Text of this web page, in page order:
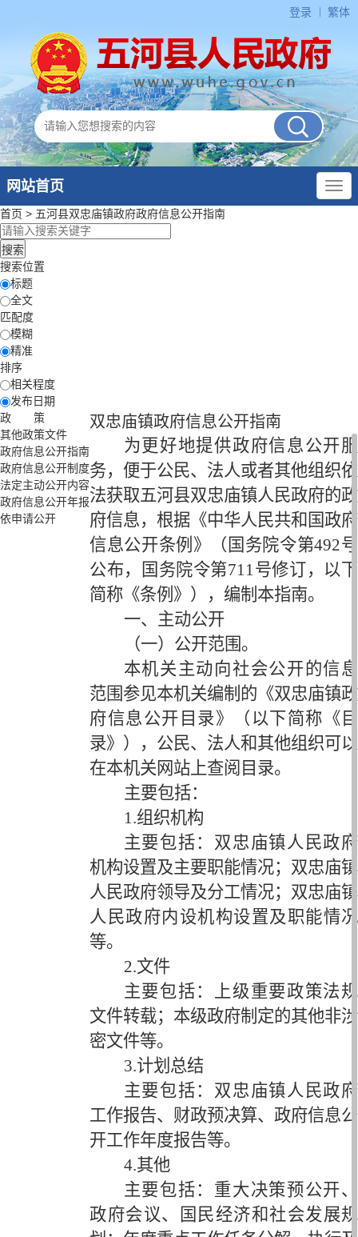
登录 繁体
网站首页
首页 > 五河县双忠庙镇政府政府信息公开指南
搜索位置
标题
全文
匹配度
模糊
精准
排序
相关程度
发布日期
政 策
其他政策文件
政府信息公开指南
政府信息公开制度
法定主动公开内容
政府信息公开年报
依申请公开
双忠庙镇政府信息公开指南
为更好地提供政府信息公开服
务，便于公民、法人或者其他组织依
法获取五河县双忠庙镇人民政府的政
府信息，根据《中华人民共和国政府
信息公开条例》（国务院令第492号
公布，国务院令第711号修订，以下
简称《条例》），编制本指南。
一、主动公开
（一）公开范围。
本机关主动向社会公开的信息
范围参见本机关编制的《双忠庙镇政
府信息公开目录》（以下简称《目
录》），公民、法人和其他组织可以
在本机关网站上查阅目录。
主要包括：
1.组织机构
主要包括：双忠庙镇人民政府
机构设置及主要职能情况；双忠庙镇
人民政府领导及分工情况；双忠庙镇
人民政府内设机构设置及职能情况
等。
2.文件
主要包括：上级重要政策法规
文件转载；本级政府制定的其他非涉
密文件等。
3.计划总结
主要包括：双忠庙镇人民政府
工作报告、财政预决算、政府信息公
开工作年度报告等。
4.其他
主要包括：重大决策预公开、
政府会议、国民经济和社会发展规